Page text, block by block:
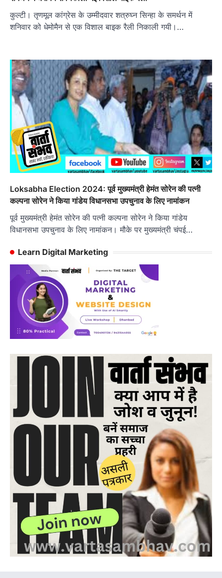
कुल्टी। तृणमूल कांग्रेस के उम्मीदवार शत्रुघ्न सिन्हा के समर्थन में
शनिवार को धेमोमैन से एक विशाल बाइक रैली निकाली गयी।…
Loksabha Election 2024: पूर्व मुख्यमंत्री हेमंत सोरेन की पत्नी
कल्पना सोरेन ने किया गांडेय विधानसभा उपचुनाव के लिए नामांकन
पूर्व मुख्यमंत्री हेमंत सोरेन की पत्नी कल्पना सोरेन ने किया गांडेय
विधानसभा उपचुनाव के लिए नामांकन। मौके पर मुख्यमंत्री चंपई…
Learn Digital Marketing